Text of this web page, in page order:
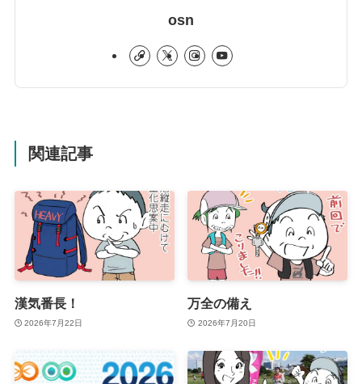
osn
関連記事
漢気番長！
2026年7月22日
万全の備え
2026年7月20日